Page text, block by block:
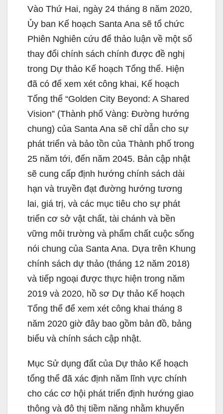
Vào Thứ Hai, ngày 24 tháng 8 năm 2020,
Ủy ban Kế hoạch Santa Ana sẽ tổ chức
Phiên Nghiên cứu để thảo luận về một số
thay đổi chính sách chính được đề nghị
trong Dự thảo Kế hoạch Tổng thể. Hiện
đã có để xem xét công khai, Kế hoạch
Tổng thể “Golden City Beyond: A Shared
Vision” (Thành phố Vàng: Đường hướng
chung) của Santa Ana sẽ chỉ dẫn cho sự
phát triển và bảo tồn của Thành phố trong
25 năm tới, đến năm 2045. Bản cập nhật
sẽ cung cấp định hướng chính sách dài
hạn và truyền đạt đường hướng tương
lai, giá trị, và các mục tiêu cho sự phát
triển cơ sở vật chất, tài chánh và bền
vững môi trường và phẩm chất cuộc sống
nói chung của Santa Ana. Dựa trên Khung
chính sách dự thảo (tháng 12 năm 2018)
và tiếp ngoại được thực hiện trong năm
2019 và 2020, hồ sơ Dự thảo Kế hoạch
Tổng thể để xem xét công khai tháng 8
năm 2020 giờ đây bao gồm bản đồ, bảng
biểu và chính sách cập nhật.
Mục Sử dụng đất của Dự thảo Kế hoạch
tổng thể đã xác định năm lĩnh vực chính
cho các cơ hội phát triển định hướng giao
thông và đô thị tiềm năng nhằm khuyến